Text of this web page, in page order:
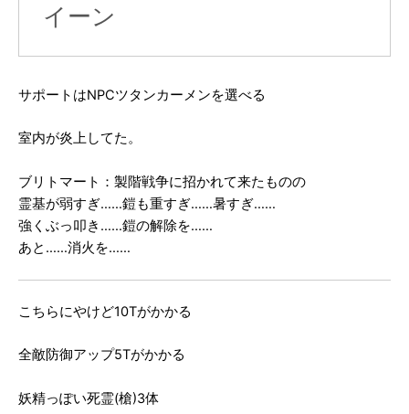
イーン
サポートはNPCツタンカーメンを選べる
室内が炎上してた。
ブリトマート：製階戦争に招かれて来たものの
霊基が弱すぎ……鎧も重すぎ……暑すぎ……
強くぶっ叩き……鎧の解除を……
あと……消火を……
こちらにやけど10Tがかかる
全敵防御アップ5Tがかかる
妖精っぽい死霊(槍)3体